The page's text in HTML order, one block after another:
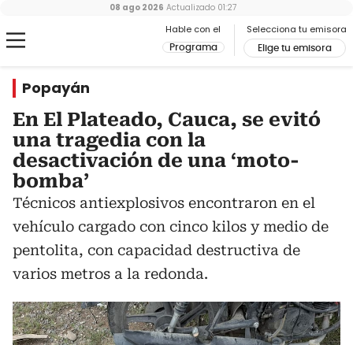
Hable con el
Programa
Selecciona tu emisora
Elige tu emisora
08 ago 2026 Actualizado 01:27
Popayán
En El Plateado, Cauca, se evitó
una tragedia con la
desactivación de una ‘moto-
bomba’
Técnicos antiexplosivos encontraron en el
vehículo cargado con cinco kilos y medio de
pentolita, con capacidad destructiva de
varios metros a la redonda.